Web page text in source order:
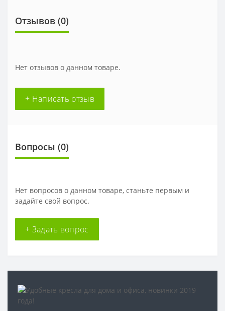
Отзывов (0)
Нет отзывов о данном товаре.
+ Написать отзыв
Вопросы (0)
Нет вопросов о данном товаре, станьте первым и
задайте свой вопрос.
+ Задать вопрос